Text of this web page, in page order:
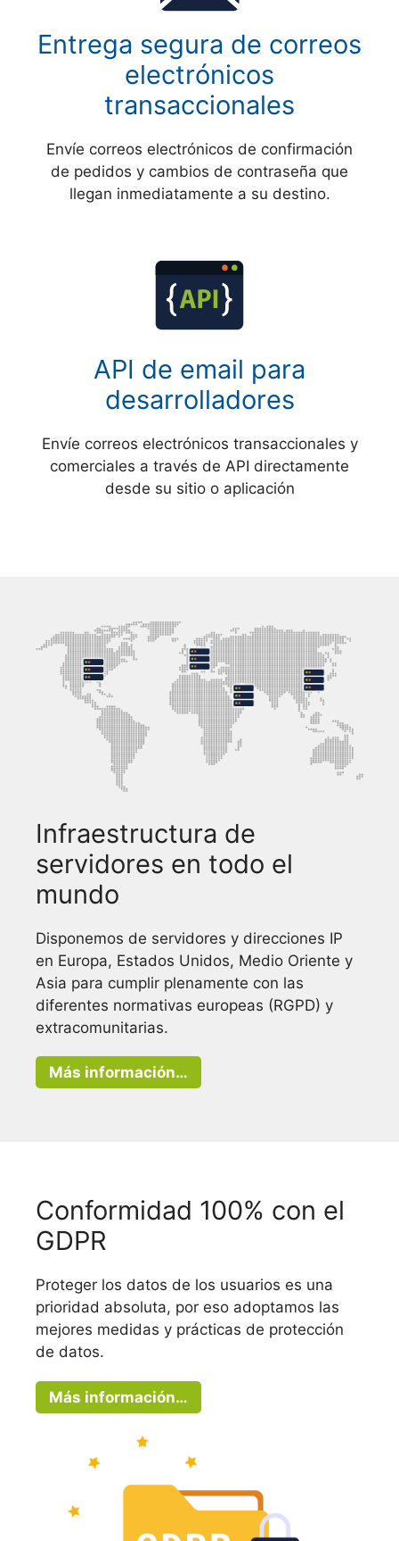
Entrega segura de correos
electrónicos
transaccionales
Envíe correos electrónicos de confirmación
de pedidos y cambios de contraseña que
llegan inmediatamente a su destino.
API de email para
desarrolladores
Envíe correos electrónicos transaccionales y
comerciales a través de API directamente
desde su sitio o aplicación
Infraestructura de
servidores en todo el
mundo
Disponemos de servidores y direcciones IP
en Europa, Estados Unidos, Medio Oriente y
Asia para cumplir plenamente con las
diferentes normativas europeas (RGPD) y
extracomunitarias.
Más información…
Conformidad 100% con el
GDPR
Proteger los datos de los usuarios es una
prioridad absoluta, por eso adoptamos las
mejores medidas y prácticas de protección
de datos.
Más información…